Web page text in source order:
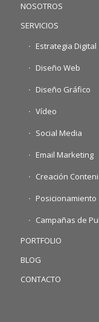
NOSOTROS
SERVICIOS
Estrategia Digital
Diseño Web
Diseño Gráfico
Vídeo
Social Media
Email Marketing
Creación
Posicionamiento
Campañas de
PORTFOLIO
BLOG
CONTACTO